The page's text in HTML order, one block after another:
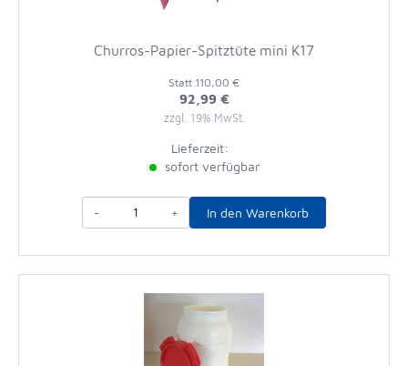
Churros-Papier-Spitztüte mini K17
Statt 110,00 €
92,99 €
zzgl. 19% MwSt.
Lieferzeit:
sofort verfügbar
- + In den Warenkorb